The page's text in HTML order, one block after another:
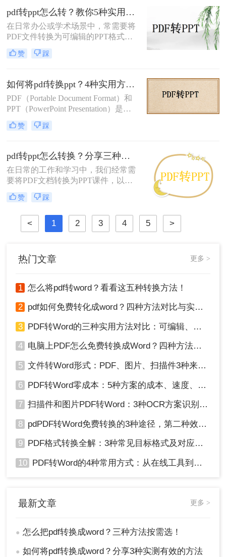
pdf转ppt怎么转？教你5种实用的方法！
在日常办公或学术场景中，常需要将
PDF文件转换为可编辑的PPT格式。
那么pdf转ppt怎么转呢？本文整理了5
种主流方法，从工具选择到操作细节
赞 踩
如何将pdf转换ppt？4种实用方法解析！
PDF（Portable Document Format）和
PPT（PowerPoint Presentation）是两
种常见的文件格式，分别用于文档存
储和演示文稿制作。在某些情况下，
式，以便在演示文稿中使用或进行进
一步编辑。那么如何将pdf转换ppt
呢？本文将详细介绍几种将PDF转换
为PPT的方法，帮助您高效地完成这
一任务。
赞 踩
pdf转ppt怎么转换？分享三种高效常用转换方法！
在日常的工作和学习中，我们经常需
要将PDF文档转换为PPT课件，以便
于演示和分享。那么pdf转ppt怎么转
换呢？本文将介绍三种将PDF转换为
换任务。
赞 踩
< 1 2 3 4 5 >
热门文章 更多 >
1 怎么将pdf转word？看看这五种转换方法！
2 pdf如何免费转化成word？四种方法对比与实操指南（附详细表格）
3 PDF转Word的三种实用方法对比：可编辑、保格式、避风险！
4 电脑上PDF怎么免费转换成Word？四种方法对比与实操指南（附详细表格）!
5 文件转Word形式：PDF、图片、扫描件3种来源分别怎么处理！
6 PDF转Word零成本：5种方案的成本、速度、精度对比！
7 扫描件和图片PDF转Word：3种OCR方案识别率实测！
8 pdPDF转Word免费转换的3种途径，第二种效率最高！
9 PDF格式转换全解：3种常见目标格式及对应操作方法！
10 PDF转Word的4种常用方式：从在线工具到桌面软件全梳理！
最新文章 更多 >
● 怎么把pdf转换成word？三种方法按需选！
● 如何将pdf转换成word？分享3种实测有效的方法